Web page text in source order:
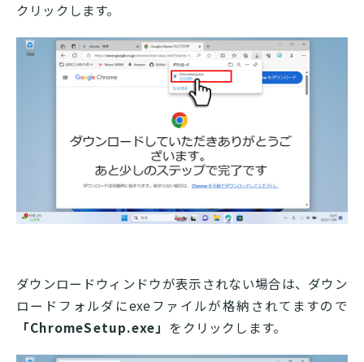
クリックします。
ダウンロードウィンドウが表示されない場合は、ダウン
ロードフォルダにexeファイルが格納されてますので
「ChromeSetup.exe」 をクリックします。